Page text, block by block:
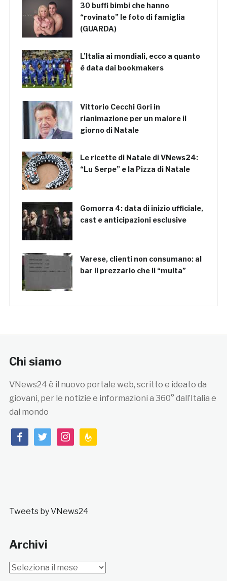
30 buffi bimbi che hanno
“rovinato” le foto di famiglia
(GUARDA)
L’Italia ai mondiali, ecco a quanto
è data dai bookmakers
Vittorio Cecchi Gori in
rianimazione per un malore il
giorno di Natale
Le ricette di Natale di VNews24:
“Lu Serpe” e la Pizza di Natale
Gomorra 4: data di inizio ufficiale,
cast e anticipazioni esclusive
Varese, clienti non consumano: al
bar il prezzario che li “multa”
Chi siamo
VNews24 è il nuovo portale web, scritto e ideato da
giovani, per le notizie e informazioni a 360° dall’Italia e
dal mondo
facebooktwitterinstagramfeedburner
Tweets by VNews24
Archivi
Archivi